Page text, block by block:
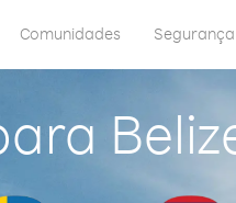
Comunidades Segurança